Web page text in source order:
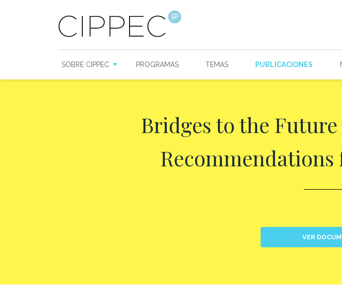
SOBRE CIPPEC PROGRAMAS TEMAS PUBLICACIONES
Bridges to the
VER